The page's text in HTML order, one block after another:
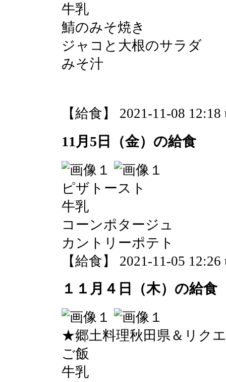
牛乳
鯖のみそ焼き
ジャコと大根のサラダ
みそ汁
【給食】 2021-11-08 12:18
11月5日（金）の給食
ピザトースト
牛乳
コーンポタージュ
カントリーポテト
【給食】 2021-11-05 12:26
１１月４日（木）の給食
★郷土料理秋田県＆リク
ご飯
牛乳